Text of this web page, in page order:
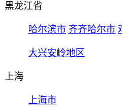
黑龙江省
哈尔滨市 齐齐哈尔市
大兴安岭地区
上海
上海市